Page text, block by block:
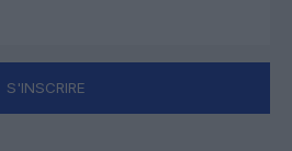
S'INSCRIRE